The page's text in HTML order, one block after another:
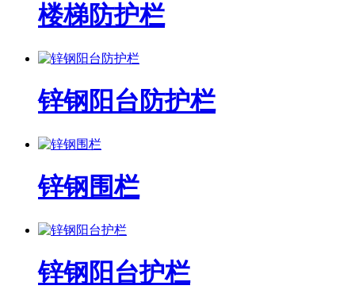
楼梯防护栏
锌钢阳台防护栏
锌钢围栏
锌钢阳台护栏